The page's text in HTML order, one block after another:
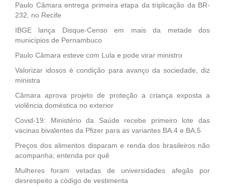
Paulo Câmara entrega primeira etapa da triplicação da BR-
232, no Recife
IBGE lança Disque-Censo em mais da metade dos
municípios de Pernambuco
Paulo Câmara esteve com Lula e pode virar ministro
Valorizar idosos é condição para avanço da sociedade, diz
ministra
Câmara aprova projeto de proteção a criança exposta a
violência doméstica no exterior
Covid-19: Ministério da Saúde recebe primeiro lote das
vacinas bivalentes da Pfizer para as variantes BA.4 e BA.5
Preços dos alimentos disparam e renda dos brasileiros não
acompanha; entenda por quê
Mulheres foram vetadas de universidades afegãs por
desrespeito a código de vestimenta